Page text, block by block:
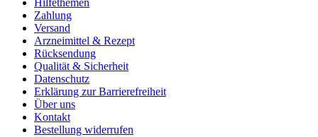
Hilfethemen
Zahlung
Versand
Arzneimittel & Rezept
Rücksendung
Qualität & Sicherheit
Datenschutz
Erklärung zur Barrierefreiheit
Über uns
Kontakt
Bestellung widerrufen